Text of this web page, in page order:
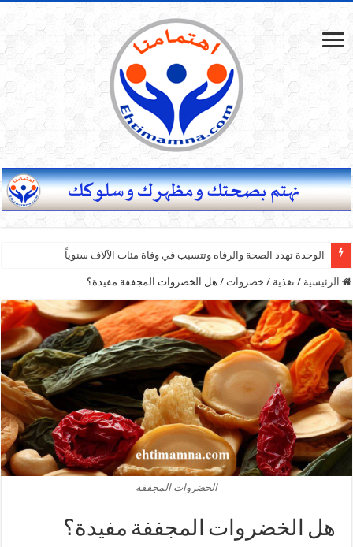
الوحدة تهدد الصحة والرفاه وتتسبب في وفاة مئات الآلاف سنوياً
الرئيسية / تغذية / خضروات / هل الخضروات المجففة مفيدة؟
الخضروات المجففة
هل الخضروات المجففة مفيدة؟